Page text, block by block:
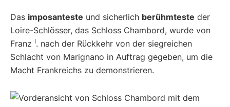
Das imposanteste und sicherlich berühmteste der
Loire-Schlösser, das Schloss Chambord, wurde von
Franz I. nach der Rückkehr von der siegreichen
Schlacht von Marignano in Auftrag gegeben, um die
Macht Frankreichs zu demonstrieren.